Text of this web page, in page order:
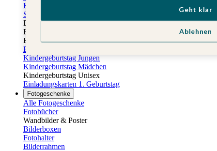
Kartenbox Geburtstag
Save the Date Karten
Dankeskarten Geburtstag
Fotobuch Geburtstag
Eventplattform
Einladungskarten Kindergeburtstag
Kindergeburtstag Jungen
Kindergeburtstag Mädchen
Kindergeburtstag Unisex
Einladungskarten 1. Geburtstag
Fotogeschenke
Alle Fotogeschenke
Fotobücher
Wandbilder & Poster
Bilderboxen
Fotohalter
Bilderrahmen
Ablehnen
Geht klar